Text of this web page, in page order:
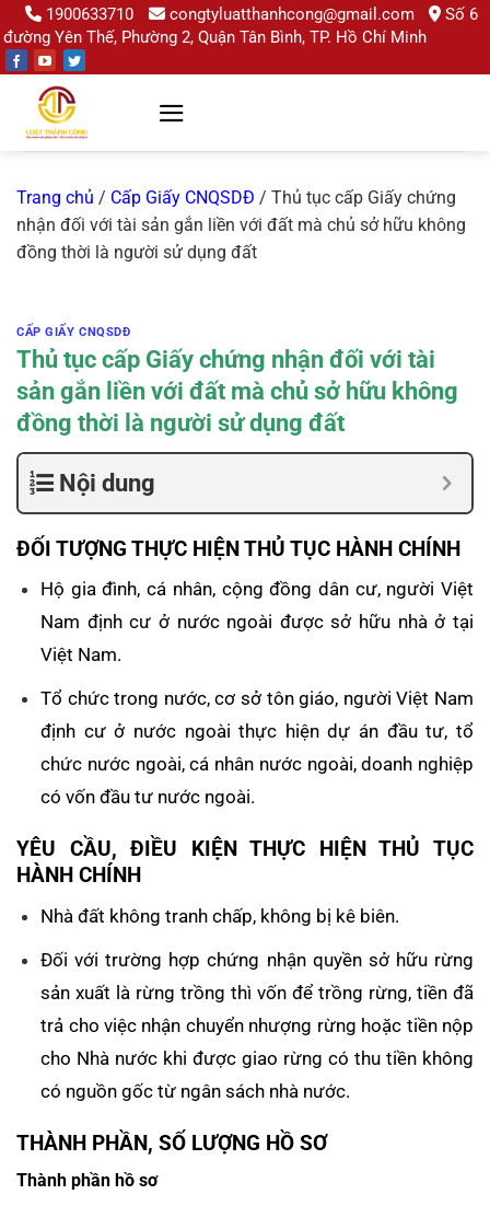
Chuyển
đến
nội
1900633710 congtyluatthanhcong@gmail.com
Số 6
đường Yên Thế, Phường 2, Quận Tân Bình, TP. Hồ Chí Minh
Trang chủ / Cấp Giấy CNQSDĐ / Thủ tục cấp Giấy chứng
nhận đối với tài sản gắn liền với đất mà chủ sở hữu không
đồng thời là người sử dụng đất
CẤP GIẤY CNQSDĐ
Thủ tục cấp Giấy chứng nhận đối với tài
sản gắn liền với đất mà chủ sở hữu không
đồng thời là người sử dụng đất
Nội dung
ĐỐI TƯỢNG THỰC HIỆN THỦ TỤC HÀNH CHÍNH
Hộ gia đình, cá nhân, cộng đồng dân cư, người Việt
Nam định cư ở nước ngoài được sở hữu nhà ở tại
Việt Nam.
Tổ chức trong nước, cơ sở tôn giáo, người Việt Nam
định cư ở nước ngoài thực hiện dự án đầu tư, tổ
chức nước ngoài, cá nhân nước ngoài, doanh nghiệp
có vốn đầu tư nước ngoài.
YÊU CẦU, ĐIỀU KIỆN THỰC HIỆN THỦ TỤC
HÀNH CHÍNH
Nhà đất không tranh chấp, không bị kê biên.
Đối với trường hợp chứng nhận quyền sở hữu rừng
sản xuất là rừng trồng thì vốn để trồng rừng, tiền đã
trả cho việc nhận chuyển nhượng rừng hoặc tiền nộp
cho Nhà nước khi được giao rừng có thu tiền không
có nguồn gốc từ ngân sách nhà nước.
THÀNH PHẦN, SỐ LƯỢNG HỒ SƠ
Thành phần hồ sơ